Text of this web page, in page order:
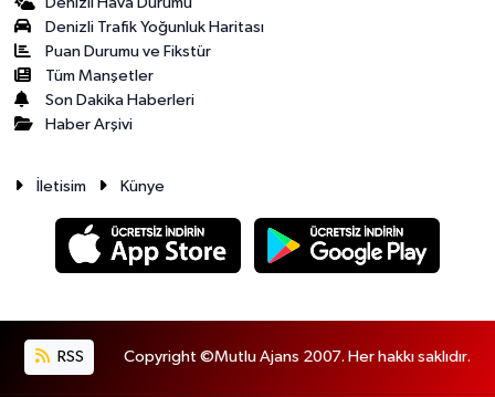
Denizli Trafik Yoğunluk Haritası
Puan Durumu ve Fikstür
Tüm Manşetler
Son Dakika Haberleri
Haber Arşivi
İletisim Künye
RSS Copyright ©Mutlu Ajans 2007. Her hakkı saklıdır.